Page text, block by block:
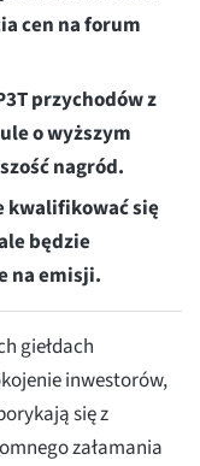
cen na forum
przychodów z
o wyższym
nagród.
kwalifikować się
będzie
na emisji.
giełdach
inwestorów,
się z
załamania